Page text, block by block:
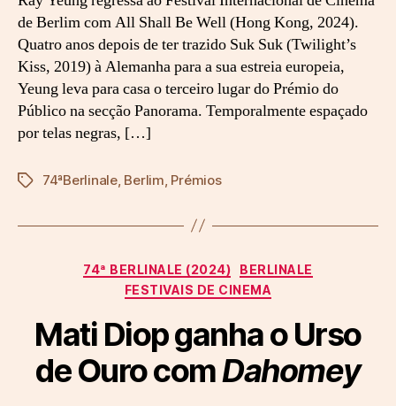
u
e
m
n
o
a
o
s
e
p
o
i
de Berlim com All Shall Be Well (Hong Kong, 2024).
Quatro anos depois de ter trazido Suk Suk (Twilight’s
Kiss, 2019) à Alemanha para a sua estreia europeia,
Yeung leva para casa o terceiro lugar do Prémio do
Público na secção Panorama. Temporalmente espaçado
por telas negras, […]
Etiquetas
74ªBerlinale, Berlim, Prémios
Categorias
74ª BERLINALE (2024)
BERLINALE
FESTIVAIS DE CINEMA
Mati Diop ganha o Urso
de Ouro comDahomey